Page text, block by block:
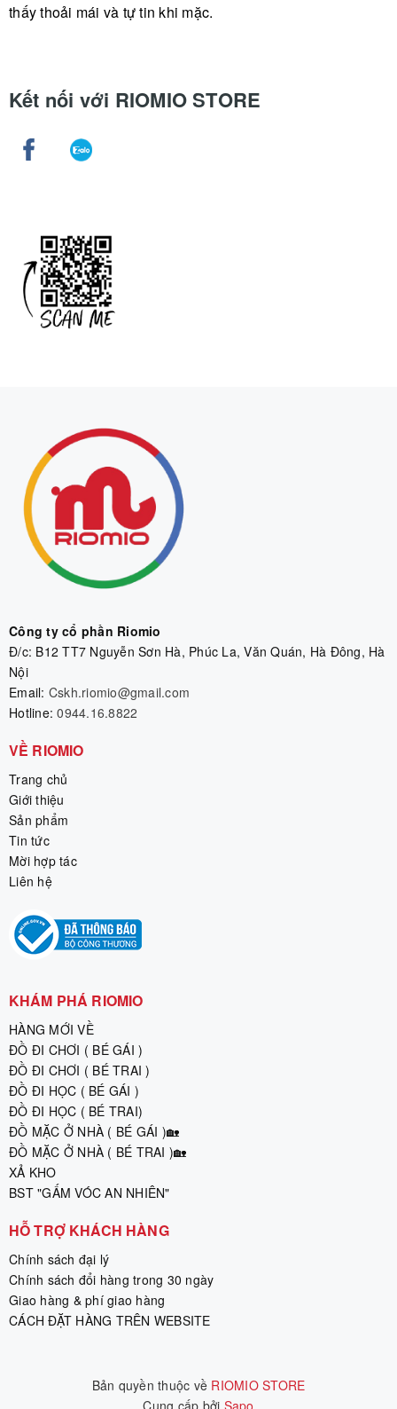
thấy thoải mái và tự tin khi mặc.
Kết nối với RIOMIO STORE
Công ty cổ phần Riomio
Đ/c: B12 TT7 Nguyễn Sơn Hà, Phúc La, Văn Quán, Hà Đông, Hà
Nội
Email: Cskh.riomio@gmail.com
Hotline:0944.16.8822
VỀ RIOMIO
Trang chủ
Giới thiệu
Sản phẩm
Tin tức
Mời hợp tác
Liên hệ
KHÁM PHÁ RIOMIO
HÀNG MỚI VỀ
ĐỒ ĐI CHƠI ( BÉ GÁI )
ĐỒ ĐI CHƠI ( BÉ TRAI )
ĐỒ ĐI HỌC ( BÉ GÁI )
ĐỒ ĐI HỌC ( BÉ TRAI)
ĐỒ MẶC Ở NHÀ ( BÉ GÁI )🏡
ĐỒ MẶC Ở NHÀ ( BÉ TRAI )🏡
XẢ KHO
BST "GẤM VÓC AN NHIÊN"
HỖ TRỢ KHÁCH HÀNG
Chính sách đại lý
Chính sách đổi hàng trong 30 ngày
Giao hàng & phí giao hàng
CÁCH ĐẶT HÀNG TRÊN WEBSITE
Bản quyền thuộc về RIOMIO STORE
|
Cung cấp bởi Sapo